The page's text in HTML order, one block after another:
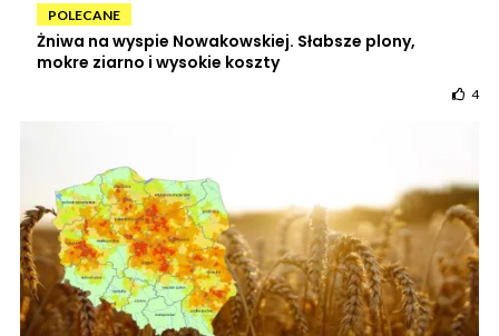
POLECANE
Żniwa na wyspie Nowakowskiej. Słabsze plony,
mokre ziarno i wysokie koszty
4